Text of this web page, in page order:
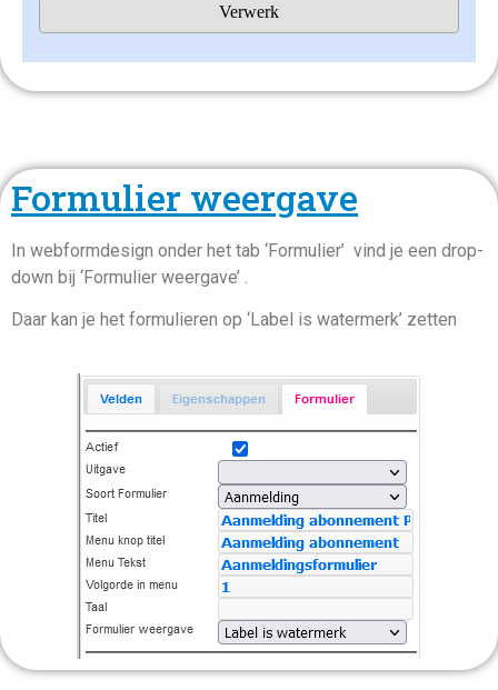
Formulier weergave
In webformdesign onder het tab ‘Formulier’ vind je een drop-
down bij ‘Formulier weergave’ .
Daar kan je het formulieren op ‘Label is watermerk’ zetten